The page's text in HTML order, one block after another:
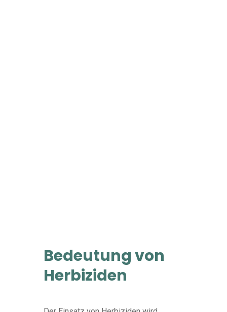
Bedeutung von
Herbiziden